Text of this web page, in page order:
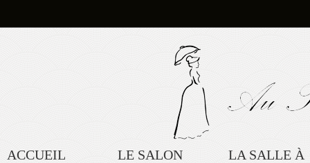
ACCUEIL LE SALON
LA SALLE À